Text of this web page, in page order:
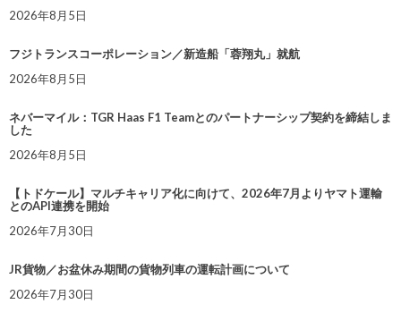
2026年8月5日
フジトランスコーポレーション／新造船「蓉翔丸」就航
2026年8月5日
ネバーマイル：TGR Haas F1 Teamとのパートナーシップ契約を締結しま
した
2026年8月5日
【トドケール】マルチキャリア化に向けて、2026年7月よりヤマト運輸
とのAPI連携を開始
2026年7月30日
JR貨物／お盆休み期間の貨物列車の運転計画について
2026年7月30日